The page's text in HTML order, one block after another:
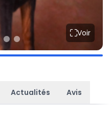
Voir
Actualités Avis